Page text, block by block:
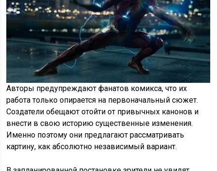
Авторы предупреждают фанатов комикса, что их
работа только опирается на первоначальный сюжет.
Создатели обещают отойти от привычных канонов и
внести в свою историю существенные изменения.
Именно поэтому они предлагают рассматривать
картину, как абсолютно независимый вариант.